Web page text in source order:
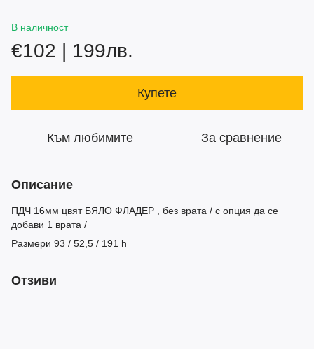
В наличност
€102 | 199лв.
Купете
Към любимите За сравнение
Описание
ПДЧ 16мм цвят БЯЛО ФЛАДЕР , без врата / с опция да се
добави 1 врата /
Размери 93 / 52,5 / 191 h
Отзиви